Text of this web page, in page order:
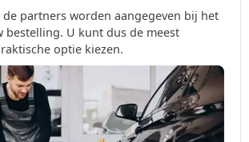
de partners worden aangegeven bij het
bestelling. U kunt dus de meest
optie kiezen.